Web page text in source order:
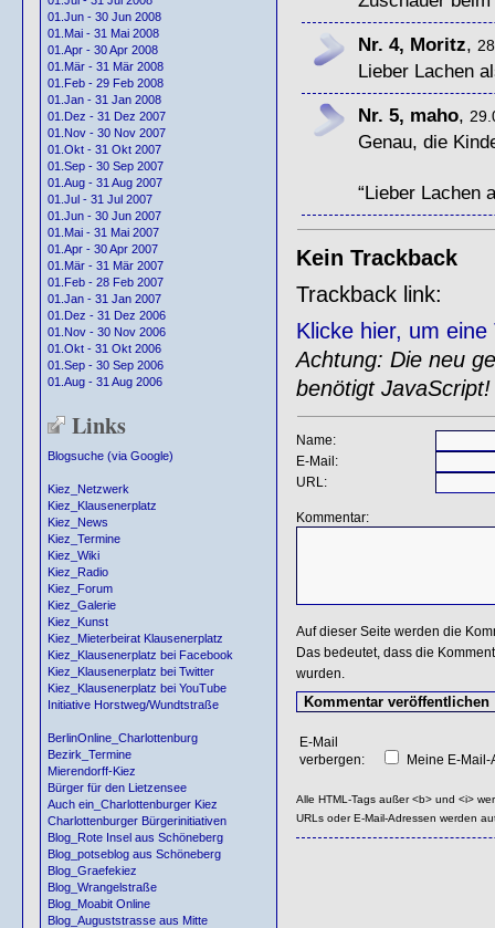
01.Jun - 30 Jun 2008
01.Mai - 31 Mai 2008
01.Apr - 30 Apr 2008
01.Mär - 31 Mär 2008
01.Feb - 29 Feb 2008
01.Jan - 31 Jan 2008
01.Dez - 31 Dez 2007
01.Nov - 30 Nov 2007
01.Okt - 31 Okt 2007
01.Sep - 30 Sep 2007
01.Aug - 31 Aug 2007
01.Jul - 31 Jul 2007
01.Jun - 30 Jun 2007
01.Mai - 31 Mai 2007
01.Apr - 30 Apr 2007
01.Mär - 31 Mär 2007
01.Feb - 28 Feb 2007
01.Jan - 31 Jan 2007
01.Dez - 31 Dez 2006
01.Nov - 30 Nov 2006
01.Okt - 31 Okt 2006
01.Sep - 30 Sep 2006
01.Aug - 31 Aug 2006
Links
Blogsuche (via Google)
Kiez_Netzwerk
Kiez_Klausenerplatz
Kiez_News
Kiez_Termine
Kiez_Wiki
Kiez_Radio
Kiez_Forum
Kiez_Galerie
Kiez_Kunst
Kiez_Mieterbeirat Klausenerplatz
Kiez_Klausenerplatz bei Facebook
Kiez_Klausenerplatz bei Twitter
Kiez_Klausenerplatz bei YouTube
Initiative Horstweg/Wundtstraße
BerlinOnline_Charlottenburg
Bezirk_Termine
Mierendorff-Kiez
Bürger für den Lietzensee
Auch ein_Charlottenburger Kiez
Charlottenburger Bürgerinitiativen
Blog_Rote Insel aus Schöneberg
Blog_potseblog aus Schöneberg
Blog_Graefekiez
Blog_Wrangelstraße
Blog_Moabit Online
Blog_Auguststrasse aus Mitte
Nr. 4, Moritz,
Lieber Lachen
Nr. 5, maho,
Genau, die
“Lieber Lachen
Kein Trackback
Trackback link:
Klicke hier, um
Achtung: Die neu
benötigt JavaScript!
Name:
E-Mail:
URL:
Kommentar:
Auf dieser Seite werden die
Das bedeutet, dass die
wurden.
E-Mail
verbergen:
Meine E-
Alle HTML-Tags außer <b> und <i>
URLs oder E-Mail-Adressen werden